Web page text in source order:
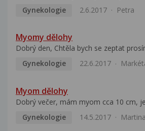
Gynekologie
2.6.2017 Petra
Myomy dělohy
Dobrý den, Chtěla bych se zeptat
Gynekologie
22.6.2017
Myom dělohy
Dobrý večer, mám myom cca 10 cm,
Gynekologie
14.5.2017 Martina